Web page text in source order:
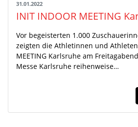
31.01.2022
Vor begeisterten 1.000
zeigten die Athletinnen und
MEETING Karlsruhe am
Messe Karlsruhe reihenweise…